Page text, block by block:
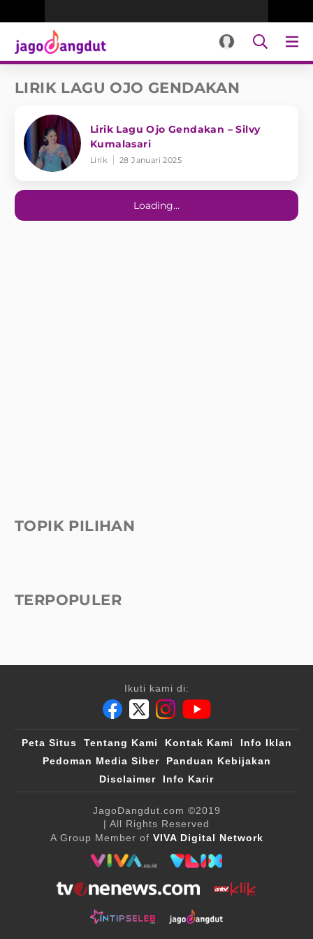
LIRIK LAGU OJO GENDAKAN
Lirik Lagu Ojo Gendakan – Silvy
Kumalasari
Lirik 28 Januari 2025
Loading...
TOPIK PILIHAN
TERPOPULER
Ikuti kami di:
Peta Situs Tentang Kami Kontak Kami
Info Iklan
Pedoman Media Siber
Panduan Kebijakan
Disclaimer
Info Karir
JagoDangdut.com ©2019
| All Rights Reserved
A Group Member of VIVA Digital Network